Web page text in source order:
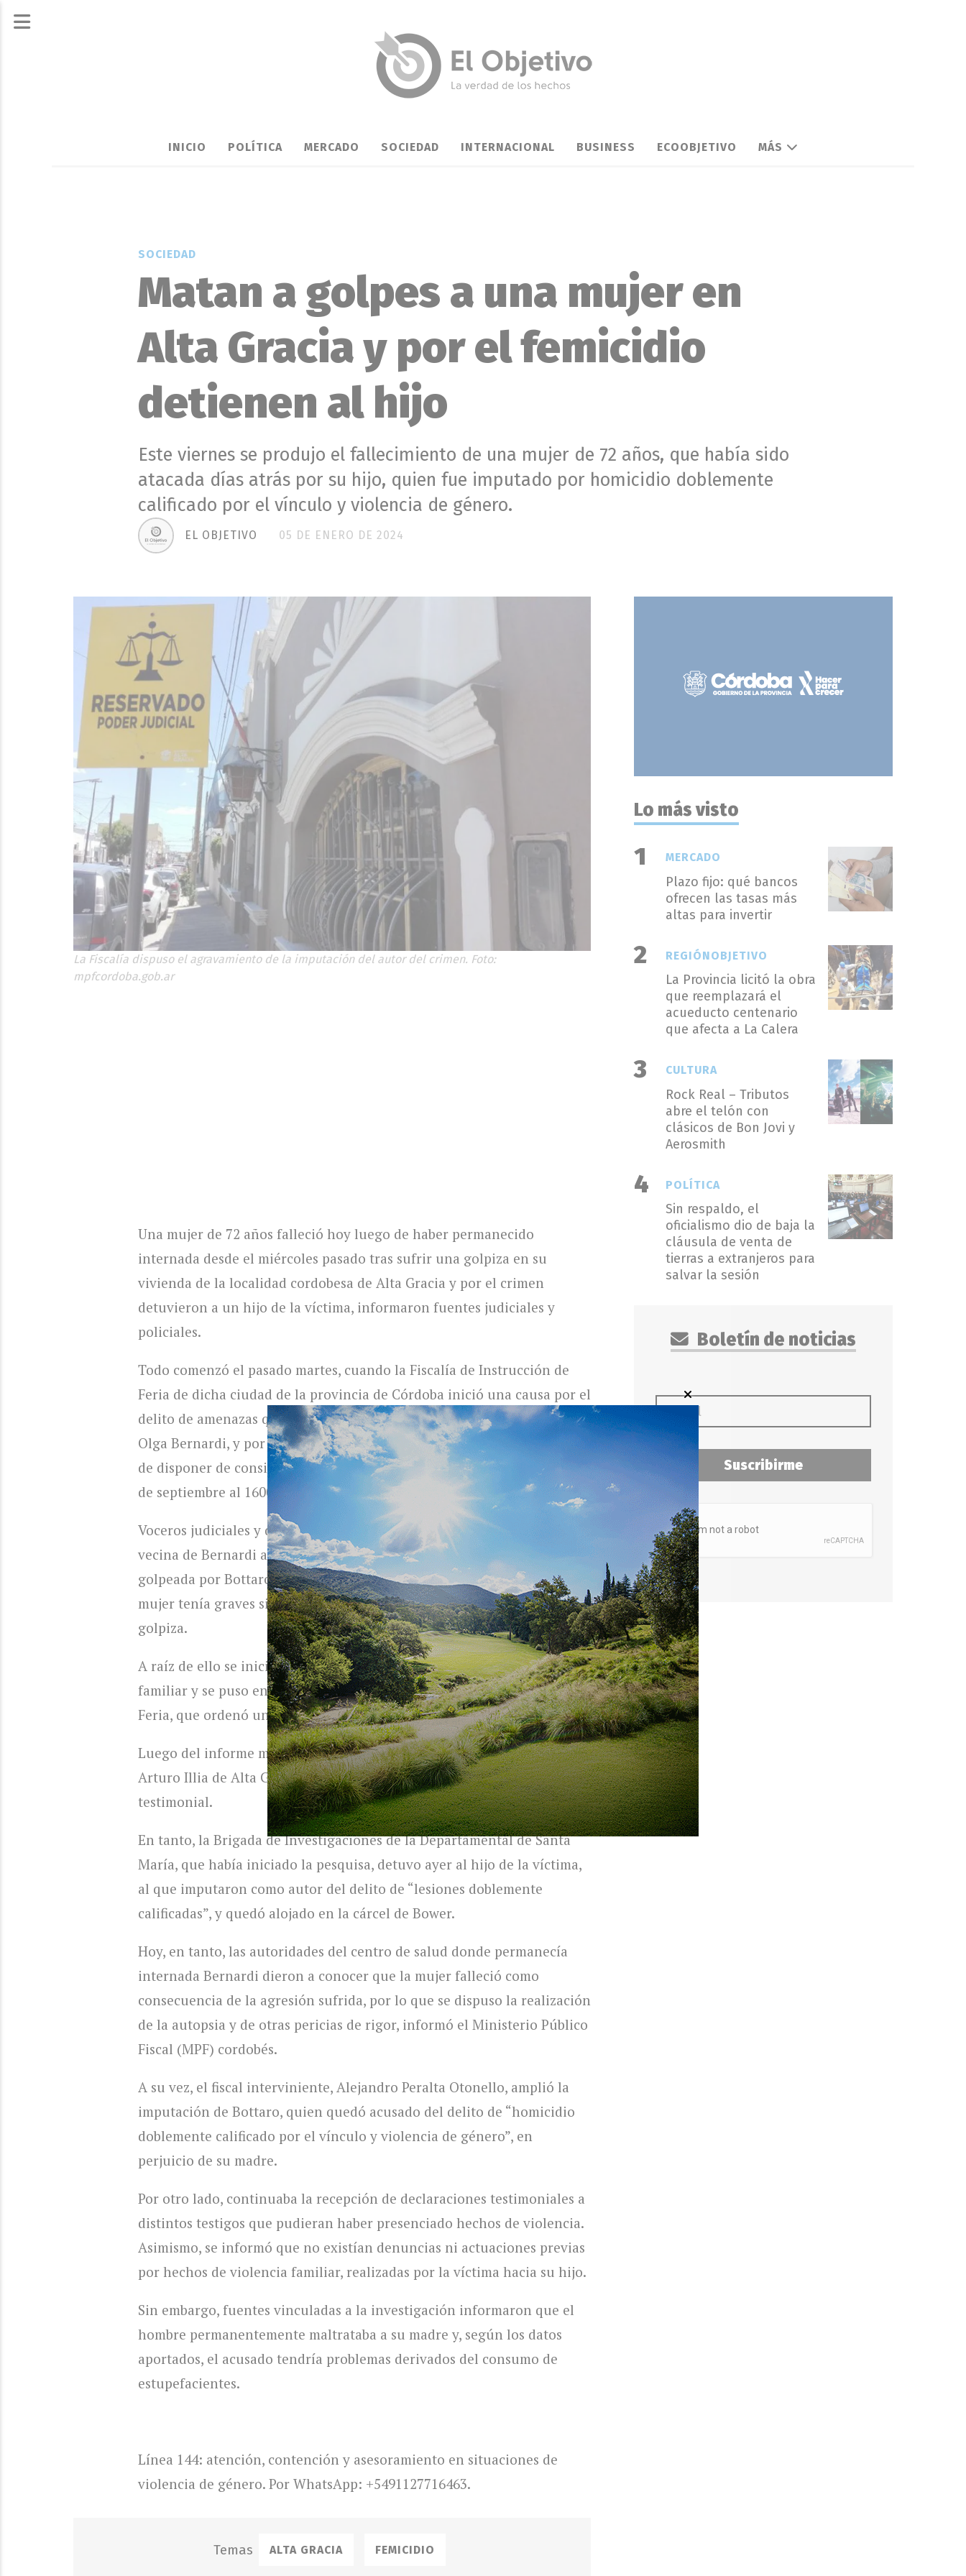
INICIO POLÍTICA MERCADO SOCIEDAD INTERNACIONAL BUSINESS ECOOBJETIVO MÁS
Matan a golpes a una mujer en
Alta Gracia y por el femicidio
detienen al hijo
Este viernes se produjo el fallecimiento de una mujer de 72 años, que había sido
atacada días atrás por su hijo, quien fue imputado por homicidio doblemente
calificado por el vínculo y violencia de género.
SOCIEDAD
05 DE ENERO DE 2024
EL OBJETIVO
La Fiscalía dispuso el agravamiento de la imputación del autor del crimen. Foto:
mpfcordoba.gob.ar
Una mujer de 72 años falleció hoy luego de haber permanecido
internada desde el miércoles pasado tras sufrir una golpiza en su
vivienda de la localidad cordobesa de Alta Gracia y por el crimen
detuvieron a un hijo de la víctima, informaron fuentes judiciales y
policiales.
Todo comenzó el pasado martes, cuando la Fiscalía de Instrucción de
Feria de dicha ciudad de la provincia de Córdoba inició una causa por el
delito de amenazas que sufrió una mujer, a la que identificaron como
Olga Bernardi, y por la cual se imputó a su hijo Marcos Bottaro, además
de disponer de consigna policial en el domicilio ubicado en la calle 24
de septiembre al 1600, del barrio Villa Oviedo.
Voceros judiciales y de la fuerza informaron que, en ese marco, una
vecina de Bernardi alertó a la Policía de que la mujer estaba siendo
golpeada por Bottaro. Al llegar al lugar, los agentes constataron que la
mujer tenía graves signos de violencia como consecuencia de una
golpiza.
A raíz de ello se inició otra causa de oficio por el episodio de violencia
familiar y se puso en conocimiento al Tribunal de Violencia Familiar de
Feria, que ordenó una serie de medidas.
Luego del informe médico policial, la mujer fue trasladada al Hospital
Arturo Illia de Alta Gracia y se vio imposibilitada de prestar declaración
testimonial.
En tanto, la Brigada de Investigaciones de la Departamental de Santa
María, que había iniciado la pesquisa, detuvo ayer al hijo de la víctima,
al que imputaron como autor del delito de “lesiones doblemente
calificadas”, y quedó alojado en la cárcel de Bower.
Hoy, en tanto, las autoridades del centro de salud donde permanecía
internada Bernardi dieron a conocer que la mujer falleció como
consecuencia de la agresión sufrida, por lo que se dispuso la realización
de la autopsia y de otras pericias de rigor, informó el Ministerio Público
Fiscal (MPF) cordobés.
A su vez, el fiscal interviniente, Alejandro Peralta Otonello, amplió la
imputación de Bottaro, quien quedó acusado del delito de “homicidio
doblemente calificado por el vínculo y violencia de género”, en
perjuicio de su madre.
Por otro lado, continuaba la recepción de declaraciones testimoniales a
distintos testigos que pudieran haber presenciado hechos de violencia.
Asimismo, se informó que no existían denuncias ni actuaciones previas
por hechos de violencia familiar, realizadas por la víctima hacia su hijo.
Sin embargo, fuentes vinculadas a la investigación informaron que el
hombre permanentemente maltrataba a su madre y, según los datos
aportados, el acusado tendría problemas derivados del consumo de
estupefacientes.
Línea 144: atención, contención y asesoramiento en situaciones de
violencia de género. Por WhatsApp: +5491127716463.
ALTA GRACIA FEMICIDIO
Lo más visto
Plazo fijo: qué bancos
ofrecen las tasas más
altas para invertir
MERCADO
La Provincia licitó la obra
que reemplazará el
acueducto centenario
que afecta a La Calera
REGIÓNOBJETIVO
Rock Real – Tributos
abre el telón con
clásicos de Bon Jovi y
Aerosmith
CULTURA
Sin respaldo, el
oficialismo dio de baja la
cláusula de venta de
tierras a extranjeros para
salvar la sesión
POLÍTICA
Boletín de noticias
Suscribirme